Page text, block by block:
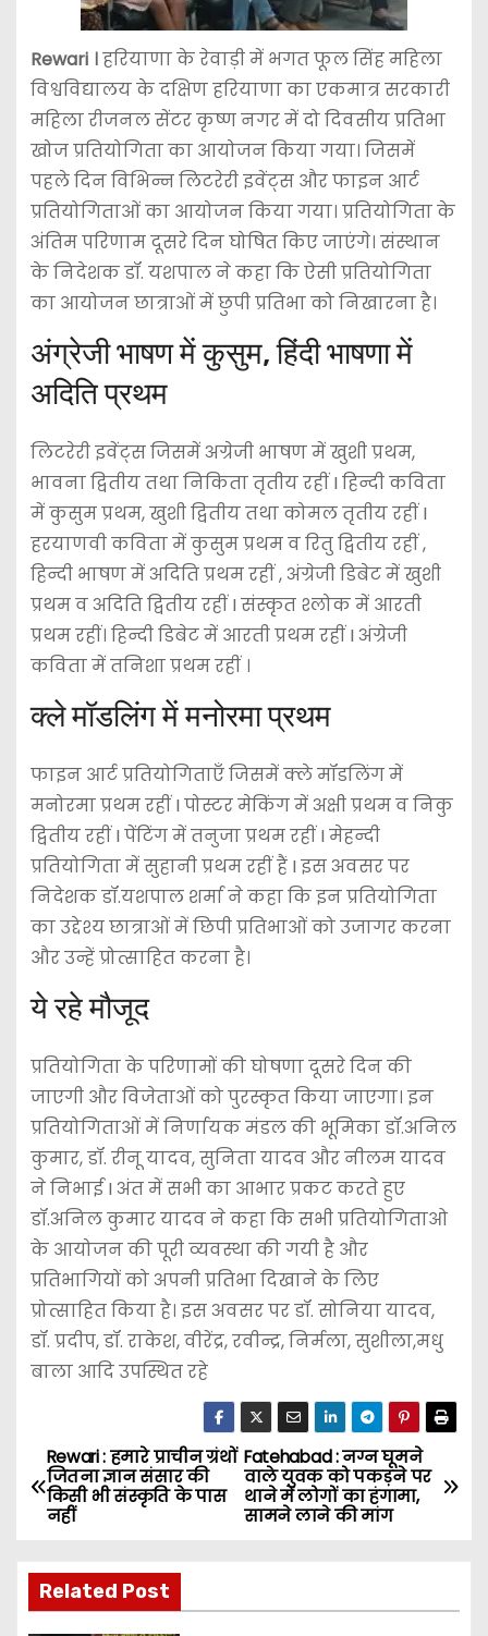
Rewari ।हरियाणा के रेवाड़ी में भगत फूल सिंह महिला
विश्वविद्यालय के दक्षिण हरियाणा का एकमात्र सरकारी
महिला रीजनल सेंटर कृष्ण नगर में दो दिवसीय प्रतिभा
खोज प्रतियोगिता का आयोजन किया गया। जिसमें
पहले दिन विभिन्न लिटरेरी इवेंट्स और फाइन आर्ट
प्रतियोगिताओं का आयोजन किया गया। प्रतियोगिता के
अंतिम परिणाम दूसरे दिन घोषित किए जाएंगे। संस्थान
के निदेशक डॉ. यशपाल ने कहा कि ऐसी प्रतियोगिता
का आयोजन छात्राओं में छुपी प्रतिभा को निखारना है।
अंग्रेजी भाषण में कुसुम, हिंदी भाषणा में
अदिति प्रथम
लिटरेरी इवेंट्स जिसमें अग्रेजी भाषण में खुशी प्रथम,
भावना द्वितीय तथा निकिता तृतीय रहीं I हिन्दी कविता
में कुसुम प्रथम, खुशी द्वितीय तथा कोमल तृतीय रहीं I
हरयाणवी कविता में कुसुम प्रथम व रितु द्वितीय रहीं ,
हिन्दी भाषण में अदिति प्रथम रहीं , अंग्रेजी डिबेट में खुशी
प्रथम व अदिति द्वितीय रहीं I संस्कृत श्लोक में आरती
प्रथम रहीं। हिन्दी डिबेट में आरती प्रथम रहीं I अंग्रेजी
कविता में तनिशा प्रथम रहीं ।
क्ले मॉडलिंग में मनोरमा प्रथम
फाइन आर्ट प्रतियोगिताएँ जिसमें क्ले मॉडलिंग में
मनोरमा प्रथम रहीं I पोस्टर मेकिंग में अक्षी प्रथम व निकु
द्वितीय रहीं I पेंटिंग में तनुजा प्रथम रहीं I मेहन्दी
प्रतियोगिता में सुहानी प्रथम रहीं हैं I इस अवसर पर
निदेशक डॉ.यशपाल शर्मा ने कहा कि इन प्रतियोगिता
का उद्देश्य छात्राओं में छिपी प्रतिभाओं को उजागर करना
और उन्हें प्रोत्साहित करना है।
ये रहे मौजूद
प्रतियोगिता के परिणामों की घोषणा दूसरे दिन की
जाएगी और विजेताओं को पुरस्कृत किया जाएगा। इन
प्रतियोगिताओं में निर्णायक मंडल की भूमिका डॉ.अनिल
कुमार, डॉ. रीनू यादव, सुनिता यादव और नीलम यादव
ने निभाई I अंत में सभी का आभार प्रकट करते हुए
डॉ.अनिल कुमार यादव ने कहा कि सभी प्रतियोगिताओ
के आयोजन की पूरी व्यवस्था की गयी है और
प्रतिभागियों को अपनी प्रतिभा दिखाने के लिए
प्रोत्साहित किया है। इस अवसर पर डॉ. सोनिया यादव,
डॉ. प्रदीप, डॉ. राकेश, वीरेंद्र, रवीन्द्र, निर्मला, सुशीला,मधु
बाला आदि उपस्थित रहे
P
o
t
Fatehabad : नग्न घूमने
वाले युवक को पकड़ने पर
थाने में लोगों का हंगामा,
सामने लाने की मांग
Rewari : हमारे प्राचीन ग्रंथों
जितना ज्ञान संसार की
किसी भी संस्कृति के पास
नहीं
Related Post